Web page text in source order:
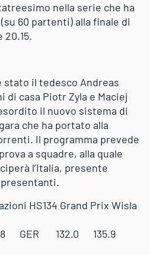
nella serie che ha
60 partenti) alla finale di
20.15.
il tedesco Andreas
di casa Piotr Zyla e Maciej
il nuovo sistema di
che ha portato alla
Il programma prevede
a squadre, alla quale
l’Italia, presente
HS134 Grand Prix Wisla
GER 132.0 135.9